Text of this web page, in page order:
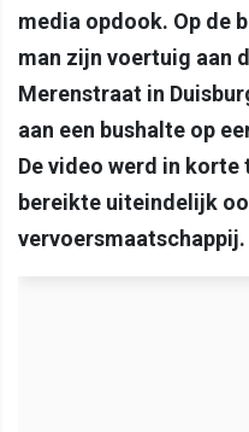
media opdook. Op de
man zijn voertuig aan
Merenstraat in
aan een bushalte op
De video werd in
bereikte uiteindelijk
vervoersmaatschappij.